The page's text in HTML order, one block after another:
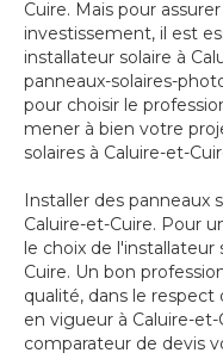
Cuire. Mais pour
investissement, il est
installateur solaire à
panneaux-solaires-
pour choisir le
mener à bien votre
solaires à Caluire-et-
Installer des panneaux
Caluire-et-Cuire. Pour
le choix de
Cuire. Un bon
qualité, dans le
en vigueur à Caluire-
comparateur de devis